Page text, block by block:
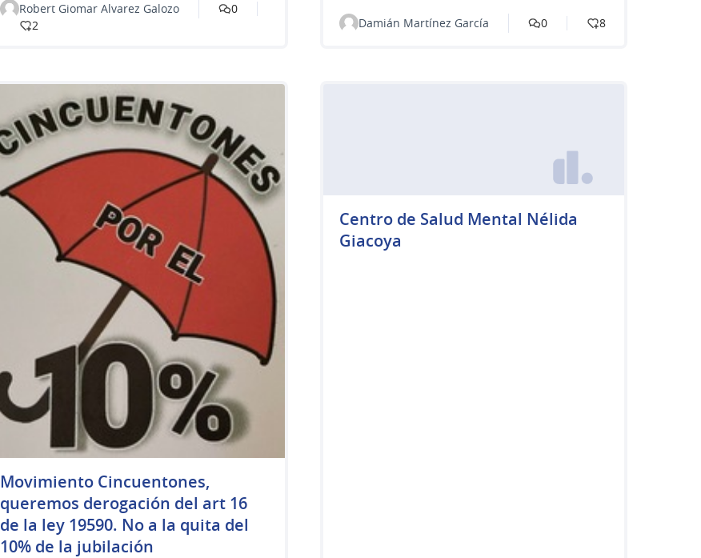
Robert Giomar Alvarez Galozo
0
2
Damián Martínez García 0 8
Movimiento Cincuentones,
queremos derogación del art 16
de la ley 19590. No a la quita del
10% de la jubilación
Centro de Salud Mental Nélida
Giacoya